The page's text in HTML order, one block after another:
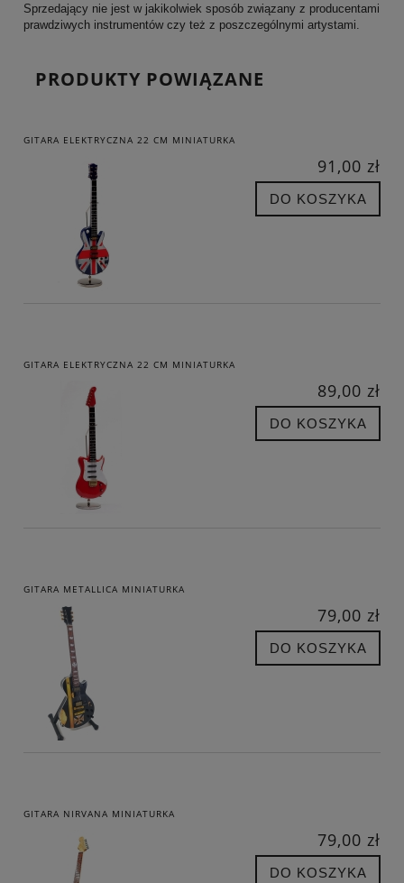
Sprzedający nie jest w jakikolwiek sposób związany z producentami
prawdziwych instrumentów czy też z poszczególnymi artystami.
PRODUKTY POWIĄZANE
GITARA ELEKTRYCZNA 22 CM MINIATURKA
91,00 zł
DO KOSZYKA
GITARA ELEKTRYCZNA 22 CM MINIATURKA
89,00 zł
DO KOSZYKA
GITARA METALLICA MINIATURKA
79,00 zł
DO KOSZYKA
GITARA NIRVANA MINIATURKA
79,00 zł
DO KOSZYKA